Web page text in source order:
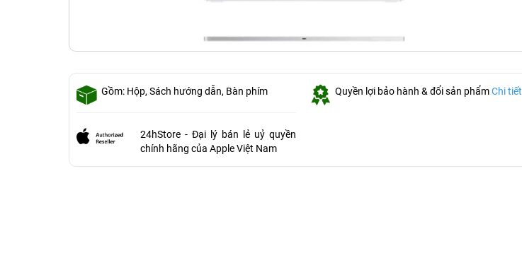
Gồm: Hộp, Sách hướng dẫn, Bàn phím
24hStore - Đại lý bán lẻ uỷ quyền
chính hãng của Apple Việt Nam
Quyền lợi bảo hành & đổi sản phẩmChi tiết